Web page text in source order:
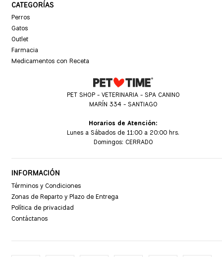
CATEGORÍAS
Perros
Gatos
Outlet
Farmacia
Medicamentos con Receta
PET SHOP - VETERINARIA - SPA CANINO
MARÍN 334 - SANTIAGO
Horarios de Atención:
Lunes a Sábados de 11:00 a 20:00 hrs.
Domingos: CERRADO
INFORMACIÓN
Términos y Condiciones
Zonas de Reparto y Plazo de Entrega
Política de privacidad
Contáctanos